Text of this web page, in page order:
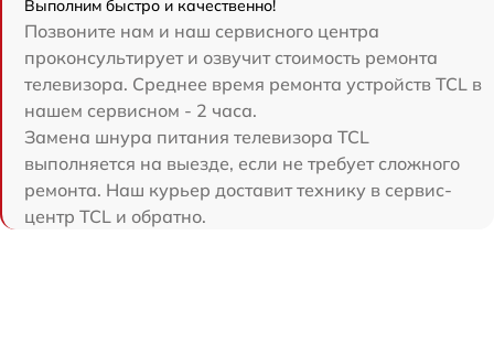
Выполним быстро и качественно!
Позвоните нам и наш сервисного центра
проконсультирует и озвучит стоимость ремонта
телевизора. Среднее время ремонта устройств TCL в
нашем сервисном - 2 часа.
Замена шнура питания телевизора TCL
выполняется на выезде, если не требует сложного
ремонта. Наш курьер доставит технику в сервис-
центр TCL и обратно.